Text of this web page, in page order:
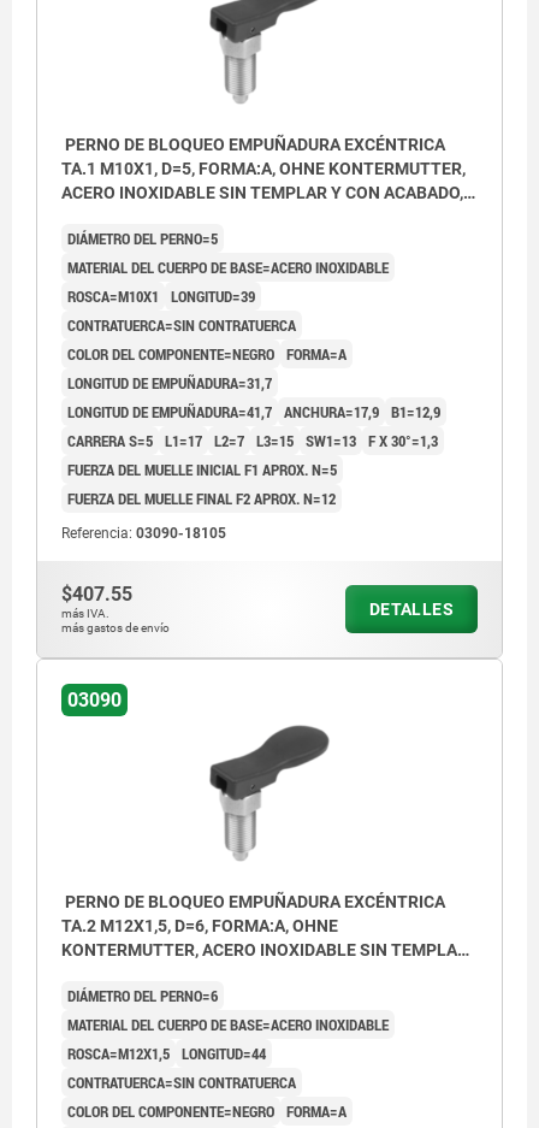
PERNO DE BLOQUEO EMPUÑADURA EXCÉNTRICA
TA.1 M10X1, D=5, FORMA:A, OHNE KONTERMUTTER,
ACERO INOXIDABLE SIN TEMPLAR Y CON ACABADO,
DIÁMETRO DEL PERNO=5
MATERIAL DEL CUERPO DE BASE=ACERO INOXIDABLE
ROSCA=M10X1
LONGITUD=39
CONTRATUERCA=SIN CONTRATUERCA
COLOR DEL COMPONENTE=NEGRO FORMA=A
LONGITUD DE EMPUÑADURA=31,7
LONGITUD DE EMPUÑADURA=41,7 ANCHURA=17,9 B1=12,9
CARRERA S=5 L1=17 L2=7 L3=15 SW1=13 F X 30°=1,3
FUERZA DEL MUELLE INICIAL F1 APROX. N=5
FUERZA DEL MUELLE FINAL F2 APROX. N=12
Referencia: 03090-18105
$407.55
más IVA.
más gastos de envío
DETALLES
03090
PERNO DE BLOQUEO EMPUÑADURA EXCÉNTRICA
TA.2 M12X1,5, D=6, FORMA:A, OHNE
KONTERMUTTER, ACERO INOXIDABLE SIN TEMPLAR
DIÁMETRO DEL PERNO=6
MATERIAL DEL CUERPO DE BASE=ACERO INOXIDABLE
ROSCA=M12X1,5 LONGITUD=44
CONTRATUERCA=SIN CONTRATUERCA
COLOR DEL COMPONENTE=NEGRO FORMA=A